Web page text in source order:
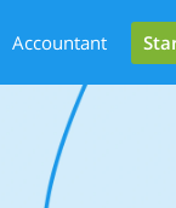
Accountant